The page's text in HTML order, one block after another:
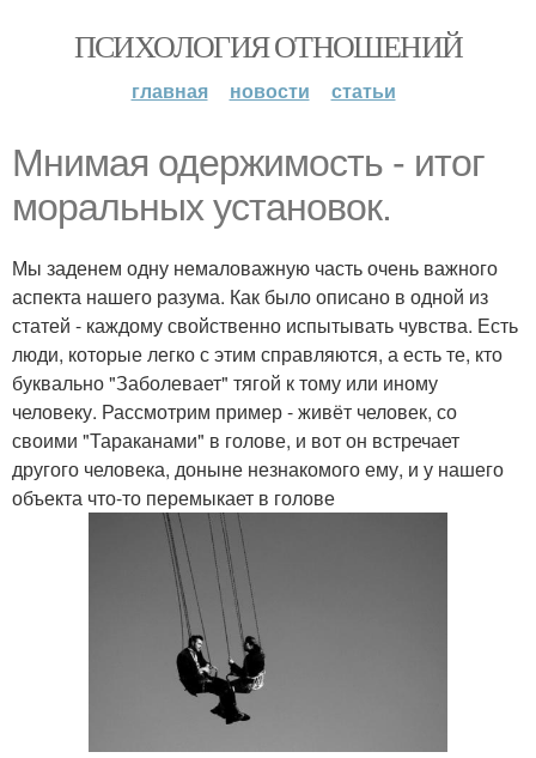
ПСИХОЛОГИЯ ОТНОШЕНИЙ
главная новости статьи
Мнимая одержимость - итог
моральных установок.
Мы заденем одну немаловажную часть очень важного
аспекта нашего разума. Как было описано в одной из
статей - каждому свойственно испытывать чувства. Есть
люди, которые легко с этим справляются, а есть те, кто
буквально "Заболевает" тягой к тому или иному
человеку. Рассмотрим пример - живёт человек, со
своими "Тараканами" в голове, и вот он встречает
другого человека, доныне незнакомого ему, и у нашего
объекта что-то перемыкает в голове